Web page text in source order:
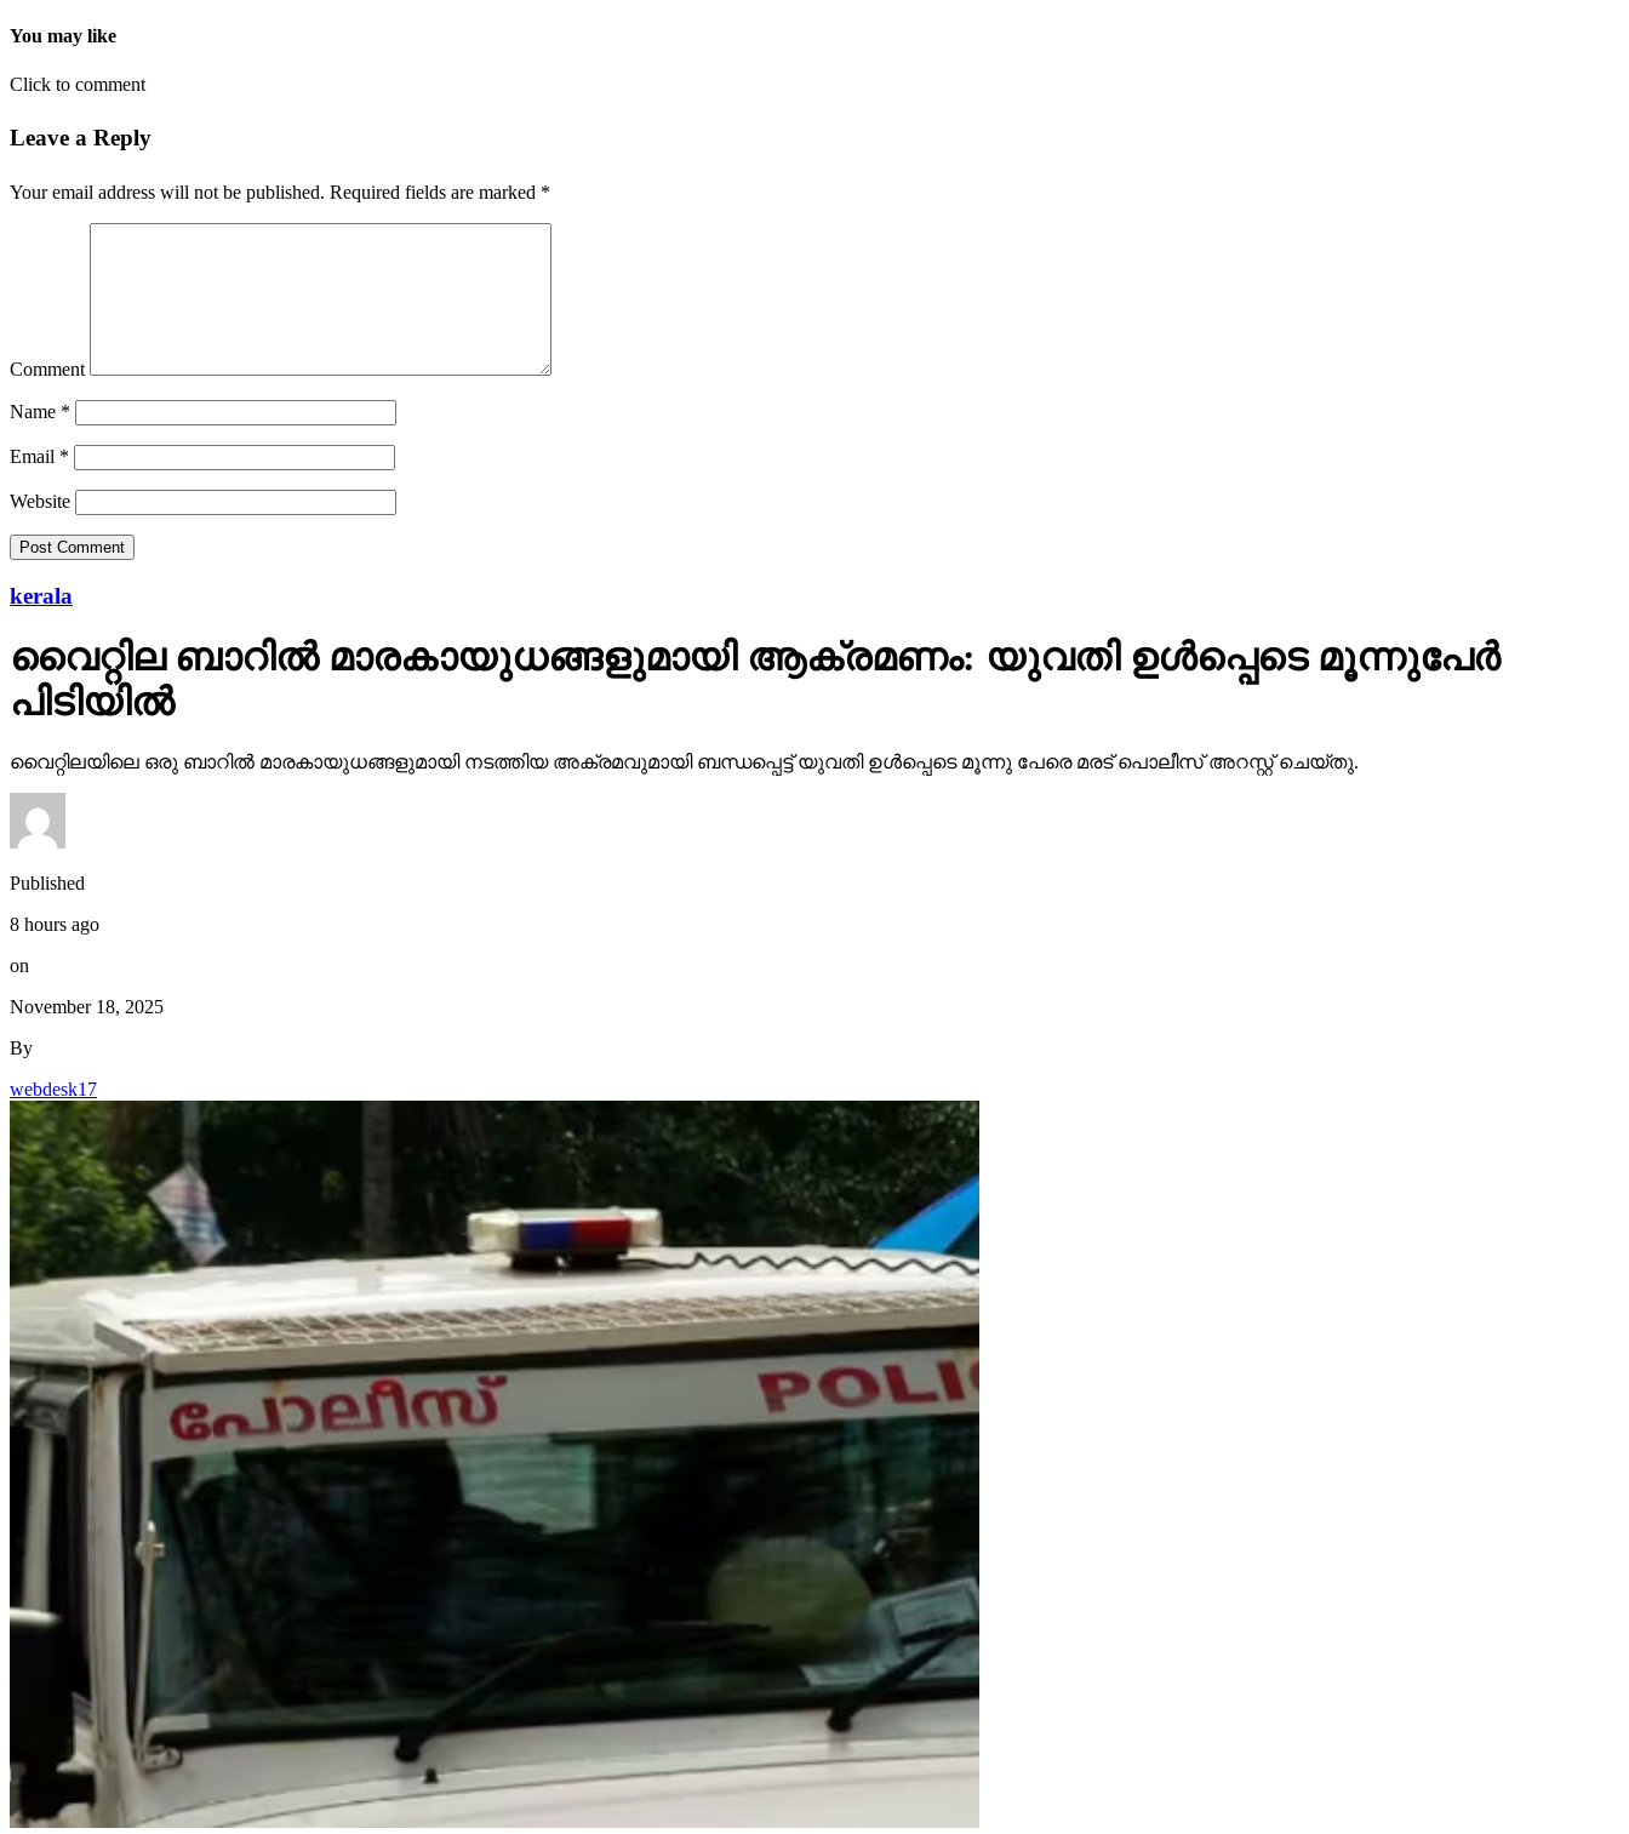
You may like
Click to comment
Leave a Reply
Your email address will not be published. Required fields are marked *
Comment
Name *
Email *
Website
kerala
വൈറ്റില ബാറില്‍ മാരകായുധങ്ങളുമായി ആക്രമണം: യുവതി ഉള്‍പ്പെടെ മൂന്നുപേര്‍
പിടിയില്‍
വൈറ്റിലയിലെ ഒരു ബാറില്‍ മാരകായുധങ്ങളുമായി നടത്തിയ അക്രമവുമായി ബന്ധപ്പെട്ട് യുവതി ഉള്‍പ്പെടെ മൂന്നു പേരെ മരട് പൊലീസ് അറസ്റ്റ് ചെയ്തു.
Published
8 hours ago
on
November 18, 2025
By
webdesk17